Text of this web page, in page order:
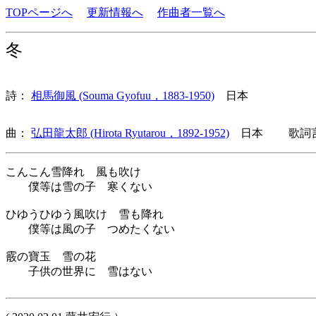
TOPページへ 更新情報へ 作曲者一覧へ
冬
詩： 相馬御風 (Souma Gyofuu，1883-1950) 日本
曲： 弘田龍太郎 (Hirota Ryutarou，1892-1952) 日本 歌詞言
こんこん雪降れ 風も吹け
僕等は雪の子 寒くない
ひゆうひゆう風吹け 雪も降れ
僕等は風の子 つめたくない
霰の寶玉 雪の花
子供の世界に 雪はない